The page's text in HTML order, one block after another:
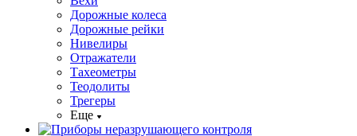
Дорожные колеса
Дорожные рейки
Нивелиры
Отражатели
Тахеометры
Теодолиты
Трегеры
Еще